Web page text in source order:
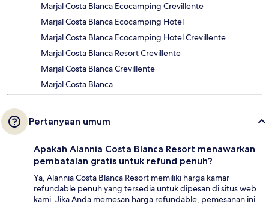
Marjal Costa Blanca Ecocamping Crevillente
Marjal Costa Blanca Ecocamping Hotel
Marjal Costa Blanca Ecocamping Hotel Crevillente
Marjal Costa Blanca Resort Crevillente
Marjal Costa Blanca Crevillente
Marjal Costa Blanca
Pertanyaan umum
Apakah Alannia Costa Blanca Resort menawarkan
pembatalan gratis untuk refund penuh?
Ya, Alannia Costa Blanca Resort memiliki harga kamar
refundable penuh yang tersedia untuk dipesan di situs web
kami. Jika Anda memesan harga refundable, pemesanan ini